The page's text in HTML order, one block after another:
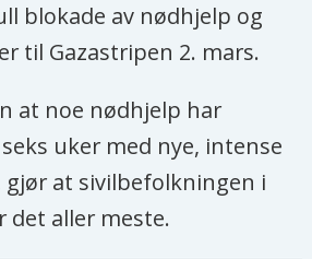
blokade av nødhjelp og
til Gazastripen 2. mars.
at noe nødhjelp har
uker med nye, intense
at sivilbefolkningen i
det aller meste.